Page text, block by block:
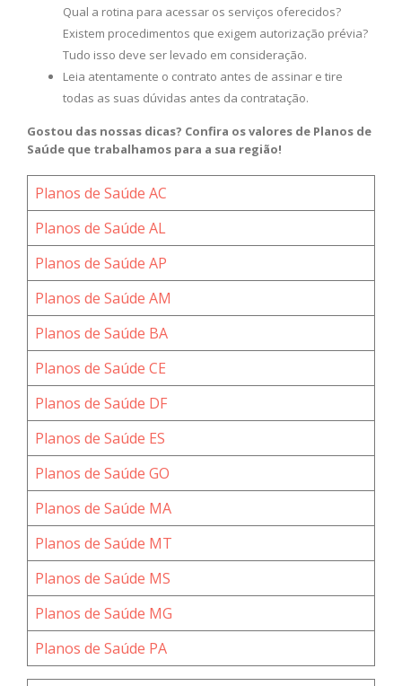
Qual a rotina para acessar os serviços oferecidos?
Existem procedimentos que exigem autorização prévia?
Tudo isso deve ser levado em consideração.
Leia atentamente o contrato antes de assinar e tire
todas as suas dúvidas antes da contratação.
Gostou das nossas dicas? Confira os valores de Planos de
Saúde que trabalhamos para a sua região!
Planos de Saúde AC
Planos de Saúde AL
Planos de Saúde AP
Planos de Saúde AM
Planos de Saúde BA
Planos de Saúde CE
Planos de Saúde DF
Planos de Saúde ES
Planos de Saúde GO
Planos de Saúde MA
Planos de Saúde MT
Planos de Saúde MS
Planos de Saúde MG
Planos de Saúde PA